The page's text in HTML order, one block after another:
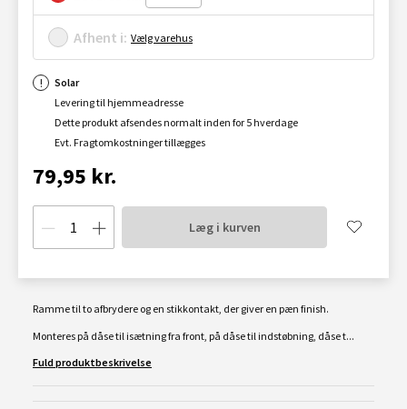
Afhent i: Vælg varehus
Solar
Levering til hjemmeadresse
Dette produkt afsendes normalt inden for 5 hverdage
Evt. Fragtomkostninger tillægges
79,95 kr.
Læg i kurven
Ramme til to afbrydere og en stikkontakt, der giver en pæn finish.
Monteres på dåse til isætning fra front, på dåse til indstøbning, dåse t...
Fuld produktbeskrivelse